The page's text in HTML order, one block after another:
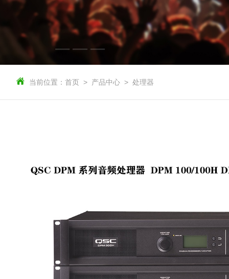
当前位置： 首页 产品中心 处理器